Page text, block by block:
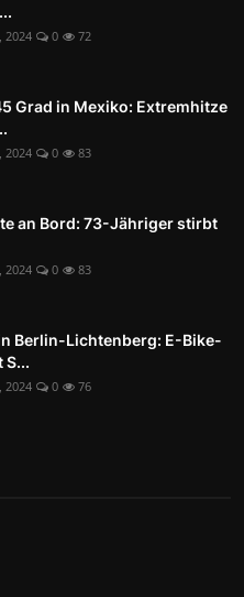
2024 0 72
Grad in Mexiko: Extremhitze
2024 0 83
an Bord: 73-Jähriger stirbt
2024 0 83
Berlin-Lichtenberg: E-Bike-
S...
2024 0 76